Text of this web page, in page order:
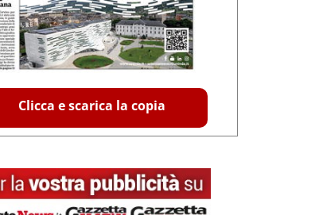
Clicca e scarica la copia